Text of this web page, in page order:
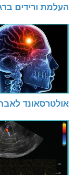
העלמת ורידים
אולטרסאונד